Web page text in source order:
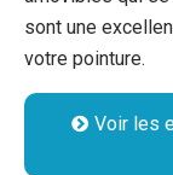
sont une
votre pointure.
Voir les